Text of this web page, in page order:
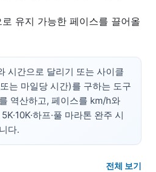
유지 가능한 페이스를 끌어올
시간으로 달리기 또는 사이클
는 마일당 시간)를 구하는 도구
역산하고, 페이스를 km/h와
하프·풀 마라톤 완주 시
다.
전체 보기